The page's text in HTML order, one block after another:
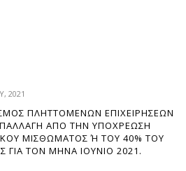
2021
ΠΛΗΤΤΌΜΕΝΩΝ ΕΠΙΧΕΙΡΉΣΕΩΝ
ΑΠΌ ΤΗΝ ΥΠΟΧΡΈΩΣΗ
ΜΙΣΘΏΜΑΤΟΣ Ή ΤΟΥ 40% ΤΟΥ Σ
ΤΟΝ ΜΉΝΑ ΙΟΎΝΙΟ 2021.